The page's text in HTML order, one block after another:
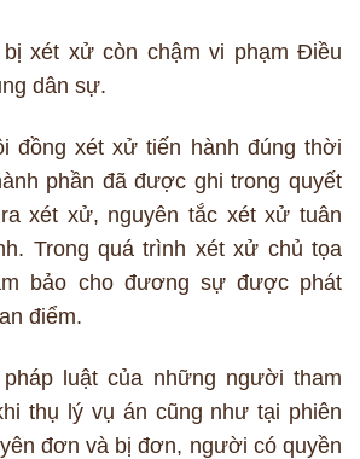
xét xử còn chậm vi phạm Điều
dân sự.
đồng xét xử tiến hành đúng thời
phần đã được ghi trong quyết
xét xử, nguyên tắc xét xử tuân
Trong quá trình xét xử chủ tọa
bảo cho đương sự được phát
điểm.
luật của những người tham
thụ lý vụ án cũng như tại phiên
đơn và bị đơn, người có quyền